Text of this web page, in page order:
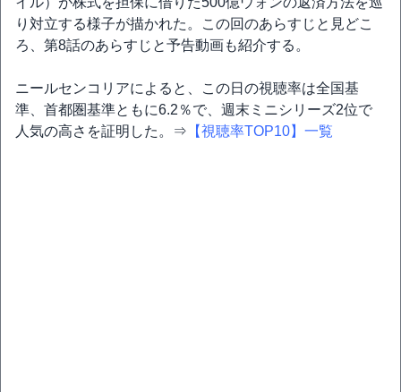
り対立する様子が描かれた。この回のあらすじと見どこ
ろ、第8話のあらすじと予告動画も紹介する。
ニールセンコリアによると、この日の視聴率は全国基
準、首都圏基準ともに6.2％で、週末ミニシリーズ2位で
人気の高さを証明した。⇒ 【視聴率TOP10】一覧